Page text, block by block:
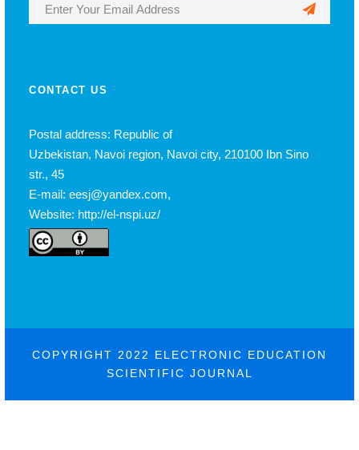
CONTACT US
Postal address: Republic of
Uzbekistan, Navoi region, Navoi city, 210100 Ibn Sino
str., 45
E-mail: eesj@yandex.com,
Website: http://el-nspi.uz/
COPYRIGHT 2022 ELECTRONIC EDUCATION
SCIENTIFIC JOURNAL